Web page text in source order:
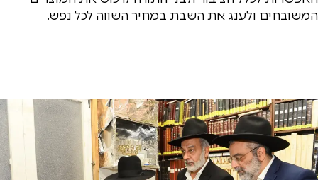
המשובחים ולענג את השבת במחיר השווה לכל נפש.